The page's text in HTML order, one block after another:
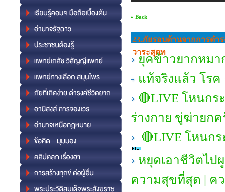
« Back
23.ภัยรอบด้านจากการดํา
วาระสุดท
ยุคข้าวยากหมา
แท้จริงแล้ว โร
🔴LIVE โหนก
ร่างกาย ขู่ฆ่ายกค
🔴LIVE โหนก
หยุดเอาชีวิตไป
ความสุขที่สุด | ค